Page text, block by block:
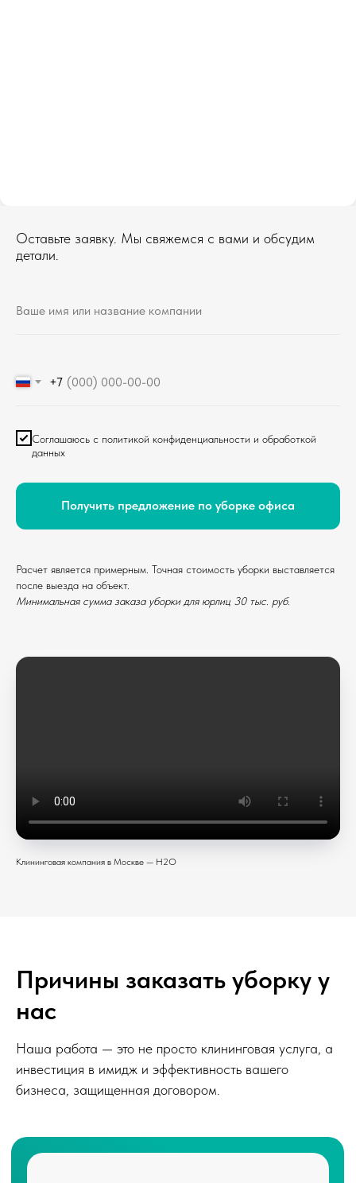
Оставьте заявку. Мы свяжемся с вами и обсудим
детали.
+7
Соглашаюсь с политикой конфиденциальности и обработкой
данных
Получить предложение по уборке офиса
Расчет является примерным. Точная стоимость уборки выставляется
после выезда на объект.
Минимальная сумма заказа уборки для юрлиц 30 тыс. руб.
Клининговая компания в Москве — H2O
Причины заказать уборку у
нас
Наша работа — это не просто клининговая услуга, а
инвестиция в имидж и эффективность вашего
бизнеса, защищенная договором.